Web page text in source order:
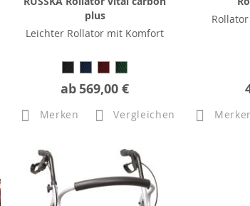
plus
Leichter Rollator mit Komfort
ab 569,00 €
Merken Vergleichen